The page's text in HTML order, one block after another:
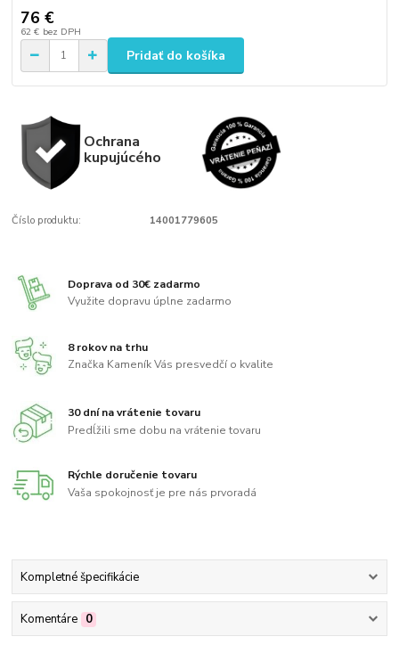
76 €
62 € bez DPH
Pridať do košíka
Ochrana
kupujúcého
Číslo produktu: 14001779605
Doprava od 30€ zadarmo
Využite dopravu úplne zadarmo
8 rokov na trhu
Značka Kameník Vás presvedčí o kvalite
30 dní na vrátenie tovaru
Predĺžili sme dobu na vrátenie tovaru
Rýchle doručenie tovaru
Vaša spokojnosť je pre nás prvoradá
Kompletné špecifikácie
Komentáre 0